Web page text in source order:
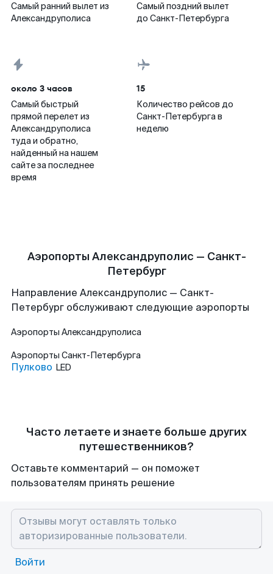
Самый ранний вылет из
Александруполиса
Самый поздний вылет
до Санкт-Петербурга
около 3 часов
Самый быстрый
прямой перелет из
Александруполиса
туда и обратно,
найденный на нашем
сайте за последнее
время
15
Количество рейсов до
Санкт-Петербурга в
неделю
Аэропорты Александруполис — Санкт-
Петербург
Направление Александруполис — Санкт-
Петербург обслуживают следующие аэропорты
Аэропорты Александруполиса
Аэропорты Санкт-Петербурга
Пулково LED
Часто летаете и знаете больше других
путешественников?
Оставьте комментарий — он поможет
пользователям принять решение
Войти